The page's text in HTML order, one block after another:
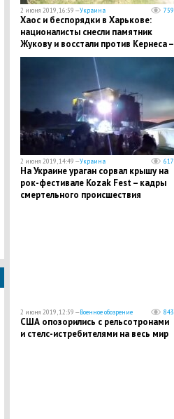
2 июня 2019, 16:59 —Украина 759
Хаос и беспорядки в Харькове:
националисты снесли памятник
Жукову и восстали против Кернеса –
кадры падения бюста
2 июня 2019, 14:49 —Украина 617
На Украине ураган сорвал крышу на
рок-фестивале Kozak Fest – кадры
смертельного происшествия
2 июня 2019, 12:59 —Военное обозрение 843
​США опозорились с рельсотронами
и стелс-истребителями на весь мир